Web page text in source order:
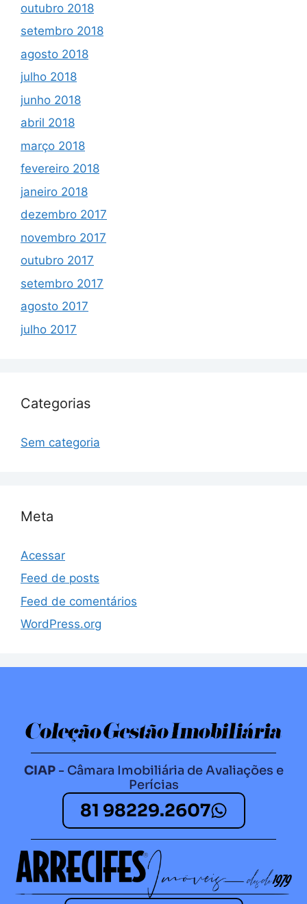
outubro 2018
setembro 2018
agosto 2018
julho 2018
junho 2018
abril 2018
março 2018
fevereiro 2018
janeiro 2018
dezembro 2017
novembro 2017
outubro 2017
setembro 2017
agosto 2017
julho 2017
Categorias
Sem categoria
Meta
Acessar
Feed de posts
Feed de comentários
WordPress.org
CIAP- Câmara Imobiliária de Avaliações e
Perícias
81 98229.2607​